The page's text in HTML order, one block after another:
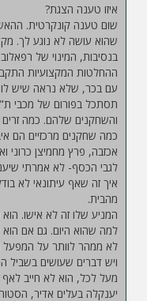
איזו טענה הצגת?
שום טענה קונקרטית.
שהוא עושה לא נוגע לך.
בנסיבות, המינוי של
ההחלטות המקצועיות
עם בכר, שלא נראה שיש לו
תסתכל בפורום של מכבי
והשחקנים שלהם. כמה זרים
כמה שחקנים מרכזיים הם
אכזבה, פרץ מחמיצן כרוני
לגבי הכסף- לא אמרתי
איך זה שאף עיתונאי לא
מהבית.
המניע שלו זה לא אישו.
למה שהוא היום. גם אם
לא ממהר לוותר על המפעל
ויש דברים שעושים בשביל
מעל לכל, הוא לא חייב
יענקלה בעלים אדיר,